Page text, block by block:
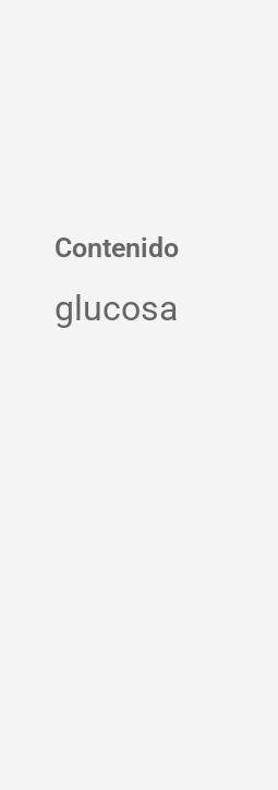
Contenido
glucosa